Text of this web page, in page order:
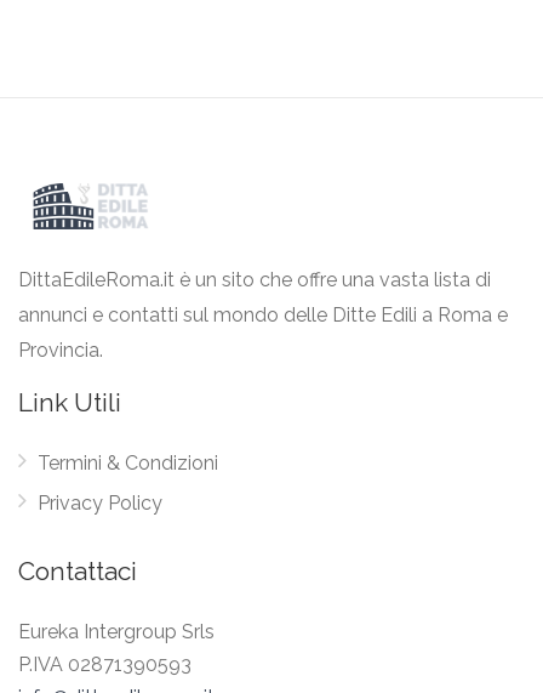
DittaEdileRoma.it è un sito che offre una vasta lista di
annunci e contatti sul mondo delle Ditte Edili a Roma e
Provincia.
Link Utili
Termini & Condizioni
Privacy Policy
Contattaci
Eureka Intergroup Srls
P.IVA 02871390593